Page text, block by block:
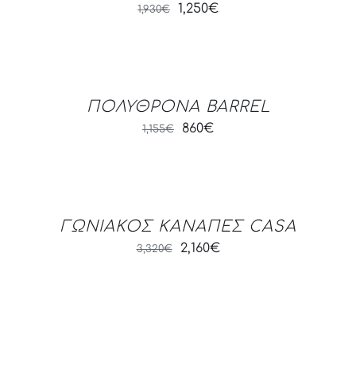
1,930€
Original
1,250€Current
ΠΟΛΥΘΡΟΝΑ BARREL
1,155€
Original
860€Current
ΓΩΝΙΑΚΟΣ ΚΑΝΑΠΕΣ CASA
3,320€
Original
2,160€Current